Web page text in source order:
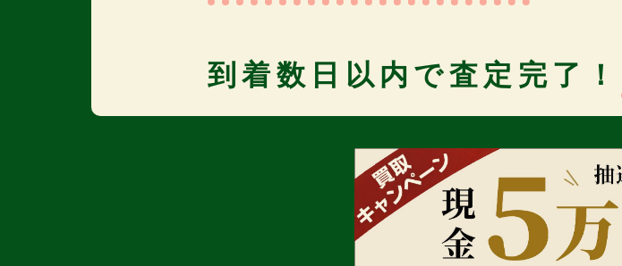
到着数日以内で査定完了！